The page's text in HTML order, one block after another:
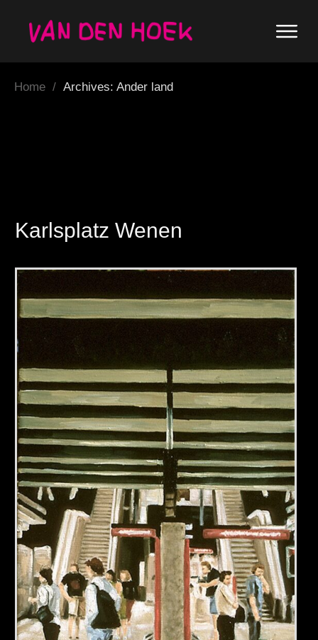
Home / Archives: Ander land
Karlsplatz Wenen